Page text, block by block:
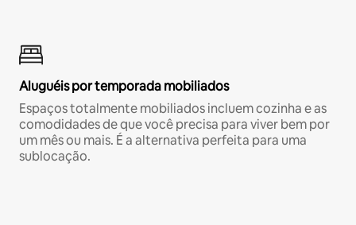
Aluguéis por temporada mobiliados
Espaços totalmente mobiliados incluem cozinha e as
comodidades de que você precisa para viver bem por
um mês ou mais. É a alternativa perfeita para uma
sublocação.